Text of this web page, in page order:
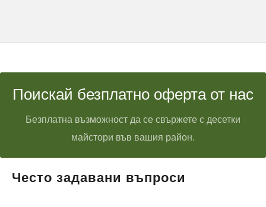
Поискай безплатно оферта от нас
Безплатна възможност да се свържете с десетки
майстори във вашия район.
Често задавани въпроси